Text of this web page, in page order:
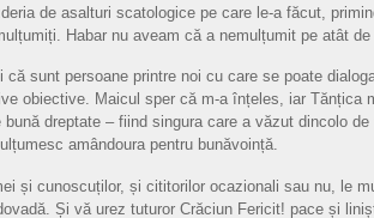
de asalturi scatologice pe care le-a făcut,
Habar nu aveam că a nemulțumit pe atât de
sunt persoane printre noi cu care se poate
obiective. Maicul sper că m-a înțeles, iar Tănțica
dreptate – fiind singura care a văzut dincolo
amândoura pentru bunăvoință.
și cunoscuților, și cititorilor ocazionali sau nu, le
Și vă urez tuturor Crăciun Fericit! pace și